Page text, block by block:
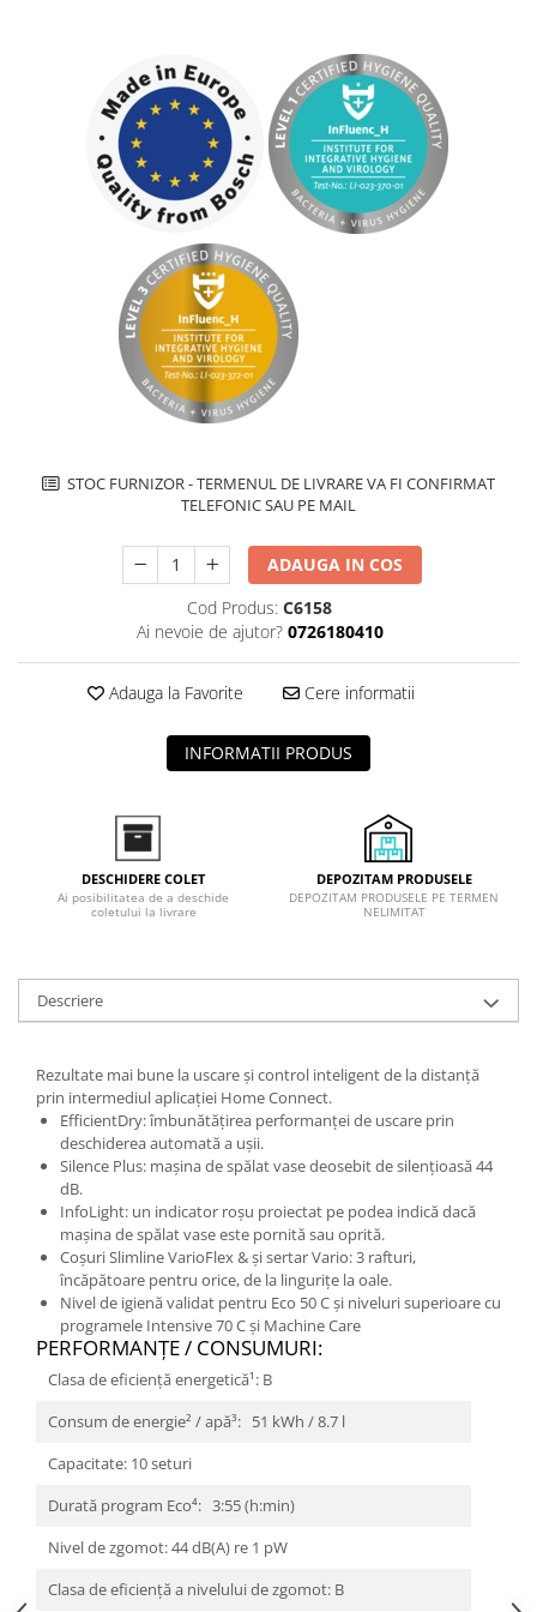
Plite cu hota integrata
STOC FURNIZOR - TERMENUL DE LIVRARE VA FI CONFIRMAT
TELEFONIC SAU PE MAIL
ADAUGA IN COS
Cod Produs: C6158
Ai nevoie de ajutor? 0726180410
Adauga la Favorite Cere informatii
INFORMATII PRODUS
DESCHIDERE COLET
Ai posibilitatea de a deschide
coletului la livrare
DEPOZITAM PRODUSELE
DEPOZITAM PRODUSELE PE TERMEN
NELIMITAT
Descriere
Rezultate mai bune la uscare și control inteligent de la distanță
prin intermediul aplicației Home Connect.
EfficientDry: îmbunătățirea performanței de uscare prin
deschiderea automată a ușii.
Silence Plus: mașina de spălat vase deosebit de silențioasă 44
dB.
InfoLight: un indicator roșu proiectat pe podea indică dacă
mașina de spălat vase este pornită sau oprită.
Coșuri Slimline VarioFlex & și sertar Vario: 3 rafturi,
încăpătoare pentru orice, de la lingurițe la oale.
Nivel de igienă validat pentru Eco 50 C și niveluri superioare cu
programele Intensive 70 C și Machine Care
PERFORMANŢE / CONSUMURI:
Clasa de eficienţă energetică¹: B
Consum de energie² / apă³: 51 kWh / 8.7 l
Capacitate: 10 seturi
Durată program Eco⁴: 3:55 (h:min)
Nivel de zgomot: 44 dB(A) re 1 pW
Clasa de eficiență a nivelului de zgomot: B